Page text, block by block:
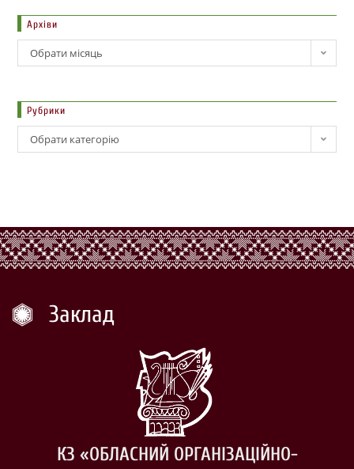
Архіви
Обрати місяць
Рубрики
Обрати категорію
Заклад
КЗ «ОБЛАСНИЙ ОРГАНІЗАЦІЙНО-